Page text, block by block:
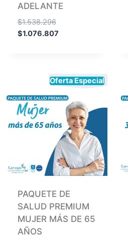
ADELANTE
$1.538.296
$1.076.807
Oferta Especial
PAQUETE DE
SALUD PREMIUM
MUJER MÁS DE 65
AÑOS